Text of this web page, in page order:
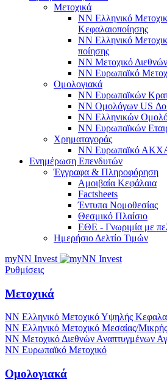
Μετοχικά
ΝΝ Ελληνικό
Κεφαλαιοποίησης
NN Ελληνικό
ποίησης
ΝΝ Μετοχικό
NN Ευρωπαϊκό
Ομολογιακά
NN Ευρωπαϊκών
NN Oμολόγων US
ΝΝ Ελληνικών
NN Ευρωπαϊκών
Χρηματαγοράς
NN Ευρωπαϊκό
Ενημέρωση Επενδυτών
Έγγραφα & Πληροφόρηση
Αμοιβαία Κεφάλαια
Factsheets
Έντυπα Νομοθεσίας
Θεσμικό Πλαίσιο
ΕΘΕ - Γνωριμία με
Ημερήσιο Δελτίο Τιμών
myNN Invest
Ρυθμίσεις
Μετοχικά
ΝΝ Ελληνικό Μετοχικό Υψηλής
NN Ελληνικό Μετοχικό Μεσαίας/
ΝΝ Μετοχικό Διεθνών Αναπτυγμένων
NN Ευρωπαϊκό Μετοχικό
Ομολογιακά